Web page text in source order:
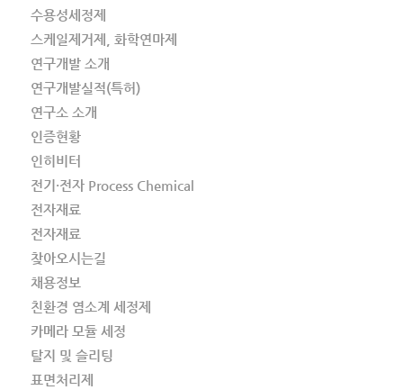
수용성세정제
스케일제거제, 화학연마제
연구개발 소개
연구개발실적(특허)
연구소 소개
인증현황
인히비터
전기·전자 Process Chemical
전자재료
전자재료
찾아오시는길
채용정보
친환경 염소계 세정제
카메라 모듈 세정
탈지 및 슬리팅
표면처리제